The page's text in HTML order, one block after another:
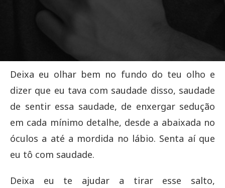
Deixa eu olhar bem no fundo do teu olho e
dizer que eu tava com saudade disso, saudade
de sentir essa saudade, de enxergar sedução
em cada mínimo detalhe, desde a abaixada no
óculos a até a mordida no lábio. Senta aí que
eu tô com saudade.
Deixa eu te ajudar a tirar esse salto,